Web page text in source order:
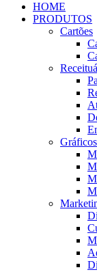
HOME
PRODUTOS
Cartões